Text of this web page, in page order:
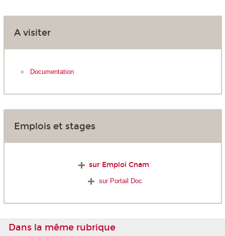
A visiter
Documentation
Emplois et stages
sur Emploi Cnam
sur Portail Doc
Dans la même rubrique